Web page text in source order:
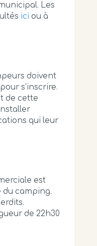
Les
ici ou à
doivent
s’inscrire.
de cette
qui leur
est
du camping.
de 22h30